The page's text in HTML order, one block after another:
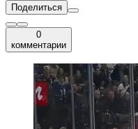
Поделиться
0
комментарии